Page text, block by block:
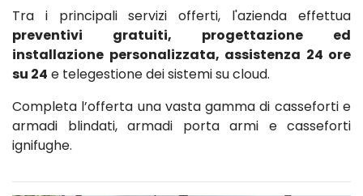
Tra i principali servizi offerti, l'azienda effettua
preventivi gratuiti, progettazione ed
installazione personalizzata, assistenza 24 ore
su 24 e telegestione dei sistemi su cloud.
Completa l’offerta una vasta gamma di casseforti e
armadi blindati, armadi porta armi e casseforti
ignifughe.